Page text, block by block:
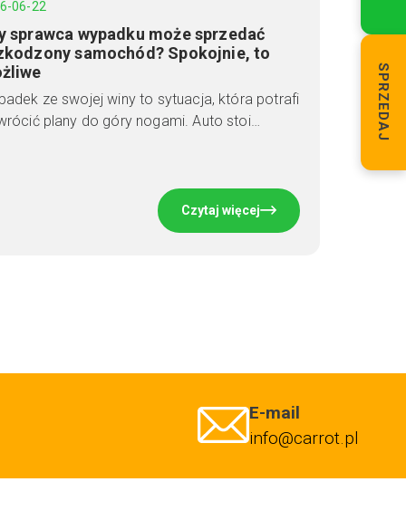
06-22
sprawca wypadku może sprzedać
samochód? Spokojnie, to
ze swojej winy to sytuacja, która potrafi
plany do góry nogami. Auto stoi…
Czytaj więcej
SPRZEDAJ
E-mail
info@carrot.pl